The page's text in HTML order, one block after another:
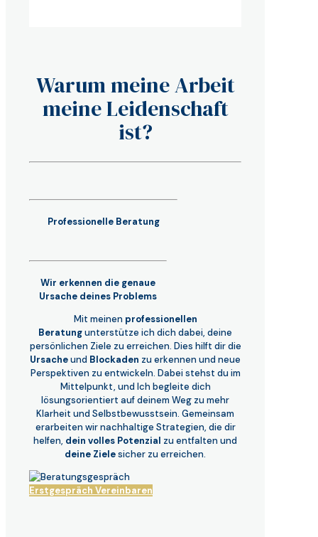
Warum meine Arbeit
meine Leidenschaft
ist?
Professionelle Beratung
Wir erkennen die genaue
Ursache deines Problems
Mit meinen professionellen
Beratungunterstütze ich dich dabei, deine
persönlichen Ziele zu erreichen. Dies hilft dir die
Ursacheund Blockaden zu erkennen und neue
Perspektiven zu entwickeln. Dabei stehst du im
Mittelpunkt, und Ich begleite dich
lösungsorientiert auf deinem Weg zu mehr
Klarheit und Selbstbewusstsein. Gemeinsam
erarbeiten wir nachhaltige Strategien, die dir
helfen, dein volles Potenzial zu entfalten und
deine Zielesicher zu erreichen.
Erstgespräch Vereinbaren